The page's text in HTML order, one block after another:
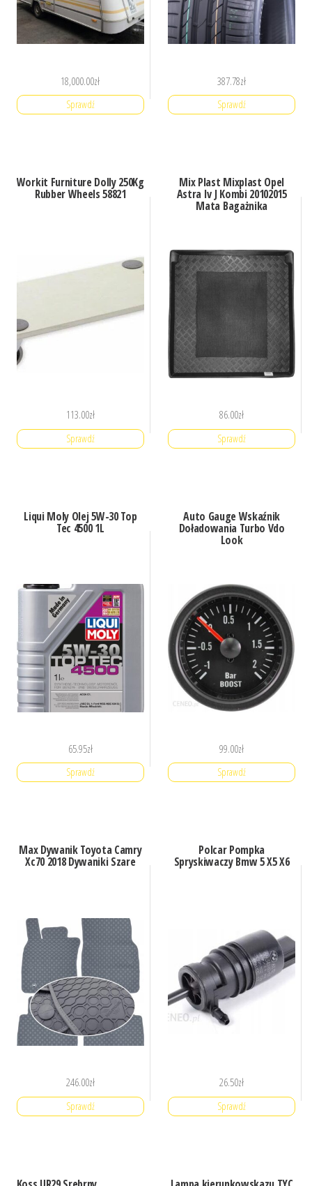
18,000.00zł
Sprawdź
387.78zł
Sprawdź
Workit Furniture Dolly 250Kg
Rubber Wheels 58821
113.00zł
Sprawdź
Mix Plast Mixplast Opel
Astra Iv J Kombi 20102015
Mata Bagażnika
86.00zł
Sprawdź
Liqui Moly Olej 5W-30 Top
Tec 4500 1L
65.95zł
Sprawdź
Auto Gauge Wskaźnik
Doładowania Turbo Vdo
Look
99.00zł
Sprawdź
Max Dywanik Toyota Camry
Xc70 2018 Dywaniki Szare
246.00zł
Sprawdź
Polcar Pompka
Spryskiwaczy Bmw 5 X5 X6
26.50zł
Sprawdź